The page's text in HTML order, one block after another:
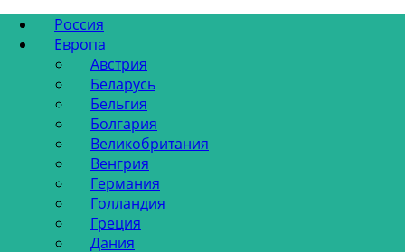
Россия
Европа
Австрия
Беларусь
Бельгия
Болгария
Великобритания
Венгрия
Германия
Голландия
Греция
Дания